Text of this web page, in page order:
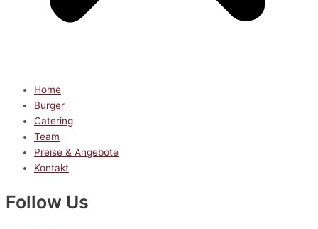
Home
Burger
Catering
Team
Preise & Angebote
Kontakt
Follow Us